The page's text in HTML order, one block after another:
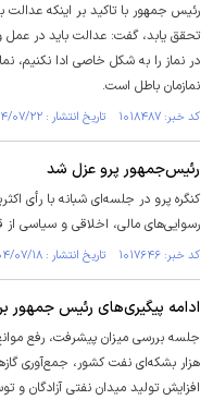
رئیس جمهور با تاکید بر اینکه
تحقق یابد، گفت: عدالت باید در عمل و
در نماز را به شکل خاصی ادا نکنیم،
نمازمان باطل است.
کد خبر: ۱۰۱۸۴۸۷ تاریخ انتشار : ۱۴۰۴/۰۷/۲۲
رئیس‌جمهور پرو عزل شد
کنگره پرو در جلسه‌ای شبانه با رأی
رسوایی‌های مالی، اخلاقی و سیاسی از
کد خبر: ۱۰۱۷۶۴۶ تاریخ انتشار : ۱۴۰۴/۰۷/۱۸
ادامه پیگیری‌های رئیس جمهور
هزار بشکه‌ای نفت کشور، جمع‌آوری
افزایش تولید میدان نفتی آزادگان